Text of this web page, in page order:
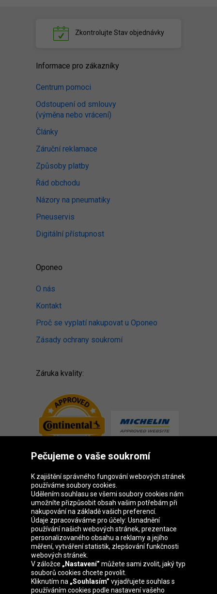
Zkontrolujte Stav objednávky
Informace pro zákazníky
Centrum pomoci
Odstoupení od smlouvy
(výměna nebo vrácení)
Články
Záruční reklamace
Způsoby platby
Řád obchodu
Názory na pneumatiky
Pneuservis
Digitální přístupnost
Oponeo
O nás
Kontakt
Proč se vyplatí nakupovat u Oponeo
Zásady ochrany soukromí
Záruka kvality:
Skupina Oponeo
Belgique Deutschland Éire España
France Italia Magyarország Nederland
Pečujeme o vaše soukromí
K zajištění správného fungování webových stránek
používáme soubory cookies.
Udělením souhlasu se všemi soubory cookies nám
umožníte přizpůsobit obsah vašim potřebám při
nakupování na základě vašich preferencí.
Údaje zpracováváme pro účely: Usnadnění
používání našich webových stránek, prezentace
personalizovaného obsahu a reklamy a jejího
měření, vytváření statistik, zlepšování funkčnosti
webových stránek.
V záložce „Nastavení” můžete sami zvolit, jaký typ
souborů cookies chcete povolit.
Kliknutím na „Souhlasím” vyjadřujete souhlas s
používáním cookies podle nastavení vašeho